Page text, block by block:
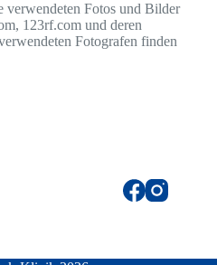
verwendeten Fotos und Bilder
123rf.com und deren
Fotografen finden